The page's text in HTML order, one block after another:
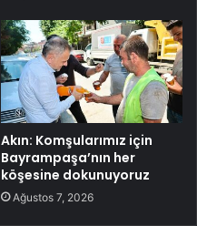
Akın: Komşularımız için
Bayrampaşa’nın her
köşesine dokunuyoruz
Ağustos 7, 2026